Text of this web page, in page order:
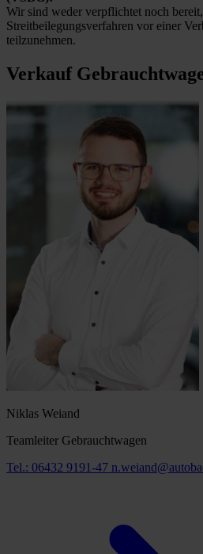
Wir sind weder verpflichtet noch
Streitbeilegungsverfahren vor einer
teilzunehmen.
Verkauf
Niklas Weiand
Teamleiter Gebrauchtwagen
Tel.: 06432 9191-47